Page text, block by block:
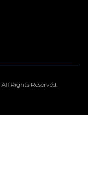
All Rights Reserved.